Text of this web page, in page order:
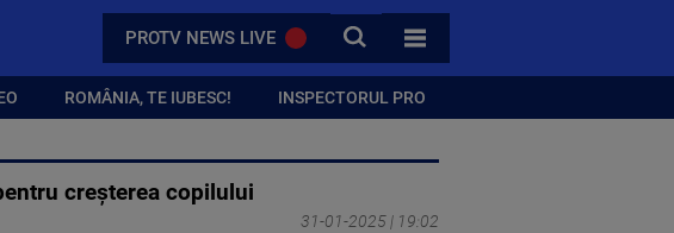
PROTV NEWS LIVE CAUTA
TOATE CATEGORIILE
ROMÂNIA, TE IUBESC! INSPECTORUL PRO
creșterea copilului
31-01-2025 | 19:02